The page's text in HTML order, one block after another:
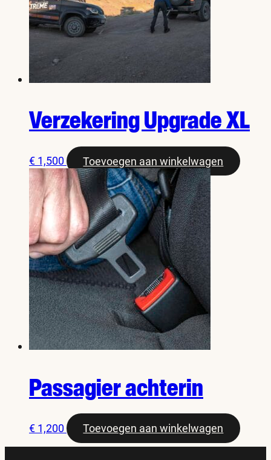
Verzekering Upgrade XL
€ 1,500 Toevoegen aan winkelwagen
Passagier achterin
€ 1,200 Toevoegen aan winkelwagen